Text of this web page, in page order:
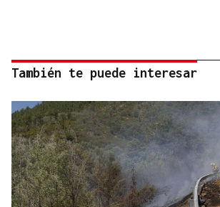
También te puede interesar